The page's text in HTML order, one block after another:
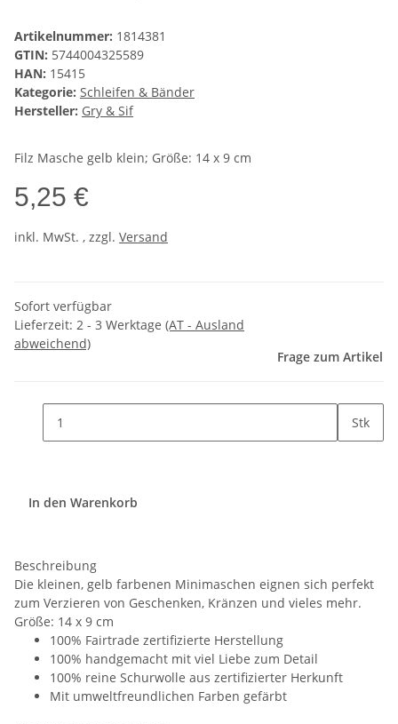
Artikelnummer: 1814381
GTIN: 5744004325589
HAN: 15415
Kategorie: Schleifen & Bänder
Hersteller: Gry & Sif
Filz Masche gelb klein; Größe: 14 x 9 cm
5,25 €
inkl. MwSt. , zzgl. Versand
Sofort verfügbar
Lieferzeit: 2 - 3 Werktage (AT - Ausland
abweichend)
Frage zum Artikel
Stk
In den Warenkorb
Beschreibung
Die kleinen, gelb farbenen Minimaschen eignen sich perfekt
zum Verzieren von Geschenken, Kränzen und vieles mehr.
Größe: 14 x 9 cm
100% Fairtrade zertifizierte Herstellung
100% handgemacht mit viel Liebe zum Detail
100% reine Schurwolle aus zertifizierter Herkunft
Mit umweltfreundlichen Farben gefärbt